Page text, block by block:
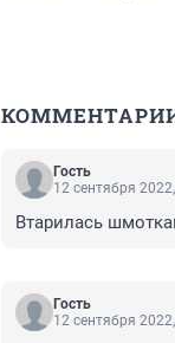
Гость
12 сентября
Втарилась
Гость
12 сентября